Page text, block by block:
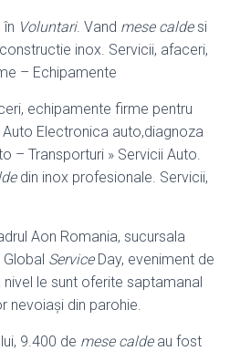
Voluntari. Vand mese caldesi
inox. Servicii, afaceri,
– Echipamente
echipamente firme pentru
Auto Electronica auto,diagnoza
– Transporturi » Servicii Auto.
din inox profesionale. Servicii,
Aon Romania, sucursala
ServiceDay, eveniment de
le sunt oferite saptamanal
nevoiași din parohie.
9.400 de mese caldeau fost